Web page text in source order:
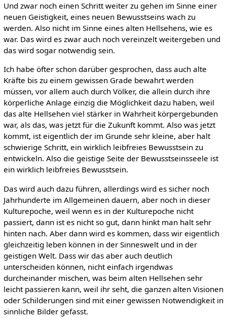
Und zwar noch einen Schritt weiter zu gehen im Sinne einer
neuen Geistigkeit, eines neuen Bewusstseins wach zu
werden. Also nicht im Sinne eines alten Hellsehens, wie es
war. Das wird es zwar auch noch vereinzelt weitergeben und
das wird sogar notwendig sein.
Ich habe öfter schon darüber gesprochen, dass auch alte
Kräfte bis zu einem gewissen Grade bewahrt werden
müssen, vor allem auch durch Völker, die allein durch ihre
körperliche Anlage einzig die Möglichkeit dazu haben, weil
das alte Hellsehen viel stärker in Wahrheit körpergebunden
war, als das, was jetzt für die Zukunft kommt. Also was jetzt
kommt, ist eigentlich der im Grunde sehr kleine, aber halt
schwierige Schritt, ein wirklich leibfreies Bewusstsein zu
entwickeln. Also die geistige Seite der Bewusstseinsseele ist
ein wirklich leibfreies Bewusstsein.
Das wird auch dazu führen, allerdings wird es sicher noch
Jahrhunderte im Allgemeinen dauern, aber noch in dieser
Kulturepoche, weil wenn es in der Kulturepoche nicht
passiert, dann ist es nicht so gut, dann hinkt man halt sehr
hinten nach. Aber dann wird es kommen, dass wir eigentlich
gleichzeitig leben können in der Sinneswelt und in der
geistigen Welt. Dass wir das aber auch deutlich
unterscheiden können, nicht einfach irgendwas
durcheinander mischen, was beim alten Hellsehen sehr
leicht passieren kann, weil ihr seht, die ganzen alten Visionen
oder Schilderungen sind mit einer gewissen Notwendigkeit in
sinnliche Bilder gefasst.